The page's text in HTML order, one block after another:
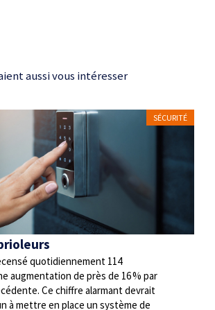
aussi vous intéresser
SÉCURITÉ
quotidiennement 114
augmentation de près de 16 % par
Ce chiffre alarmant devrait
à mettre en place un système de